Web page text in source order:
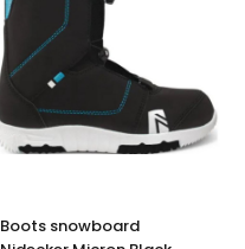
Boots snowboard